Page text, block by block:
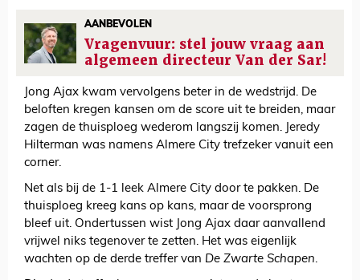
AANBEVOLEN
Vragenvuur: stel jouw vraag aan
algemeen directeur Van der Sar!
Jong Ajax kwam vervolgens beter in de wedstrijd. De
beloften kregen kansen om de score uit te breiden, maar
zagen de thuisploeg wederom langszij komen. Jeredy
Hilterman was namens Almere City trefzeker vanuit een
corner.
Net als bij de 1-1 leek Almere City door te pakken. De
thuisploeg kreeg kans op kans, maar de voorsprong
bleef uit. Ondertussen wist Jong Ajax daar aanvallend
vrijwel niks tegenover te zetten. Het was eigenlijk
wachten op de derde treffer van De Zwarte Schapen.